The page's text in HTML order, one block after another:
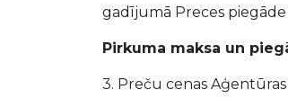
gadījumā Preces
Pirkuma maksa un
3. Preču cenas